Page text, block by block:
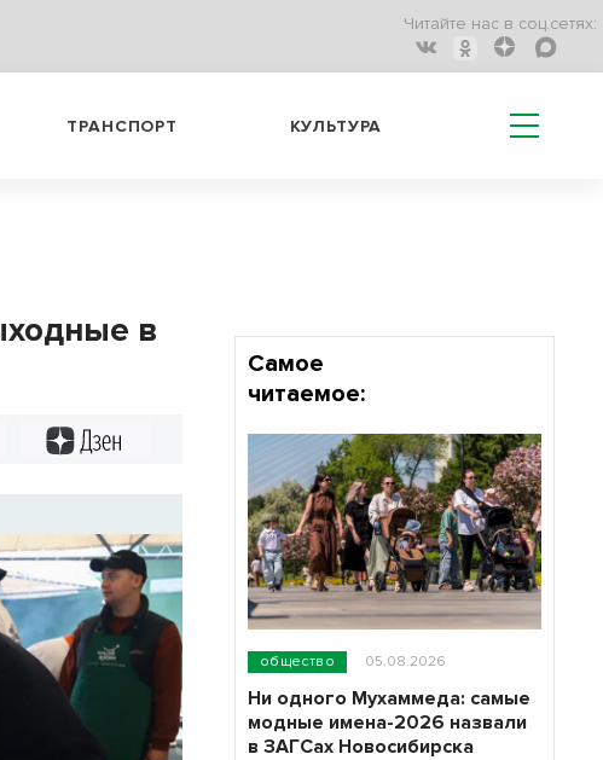
Читайте нас в соц.сетях:
ТРАНСПОРТ КУЛЬТУРА
в
Самое
читаемое:
общество 05.08.2026
Ни одного Мухаммеда: самые
модные имена-2026 назвали
в ЗАГСах Новосибирска